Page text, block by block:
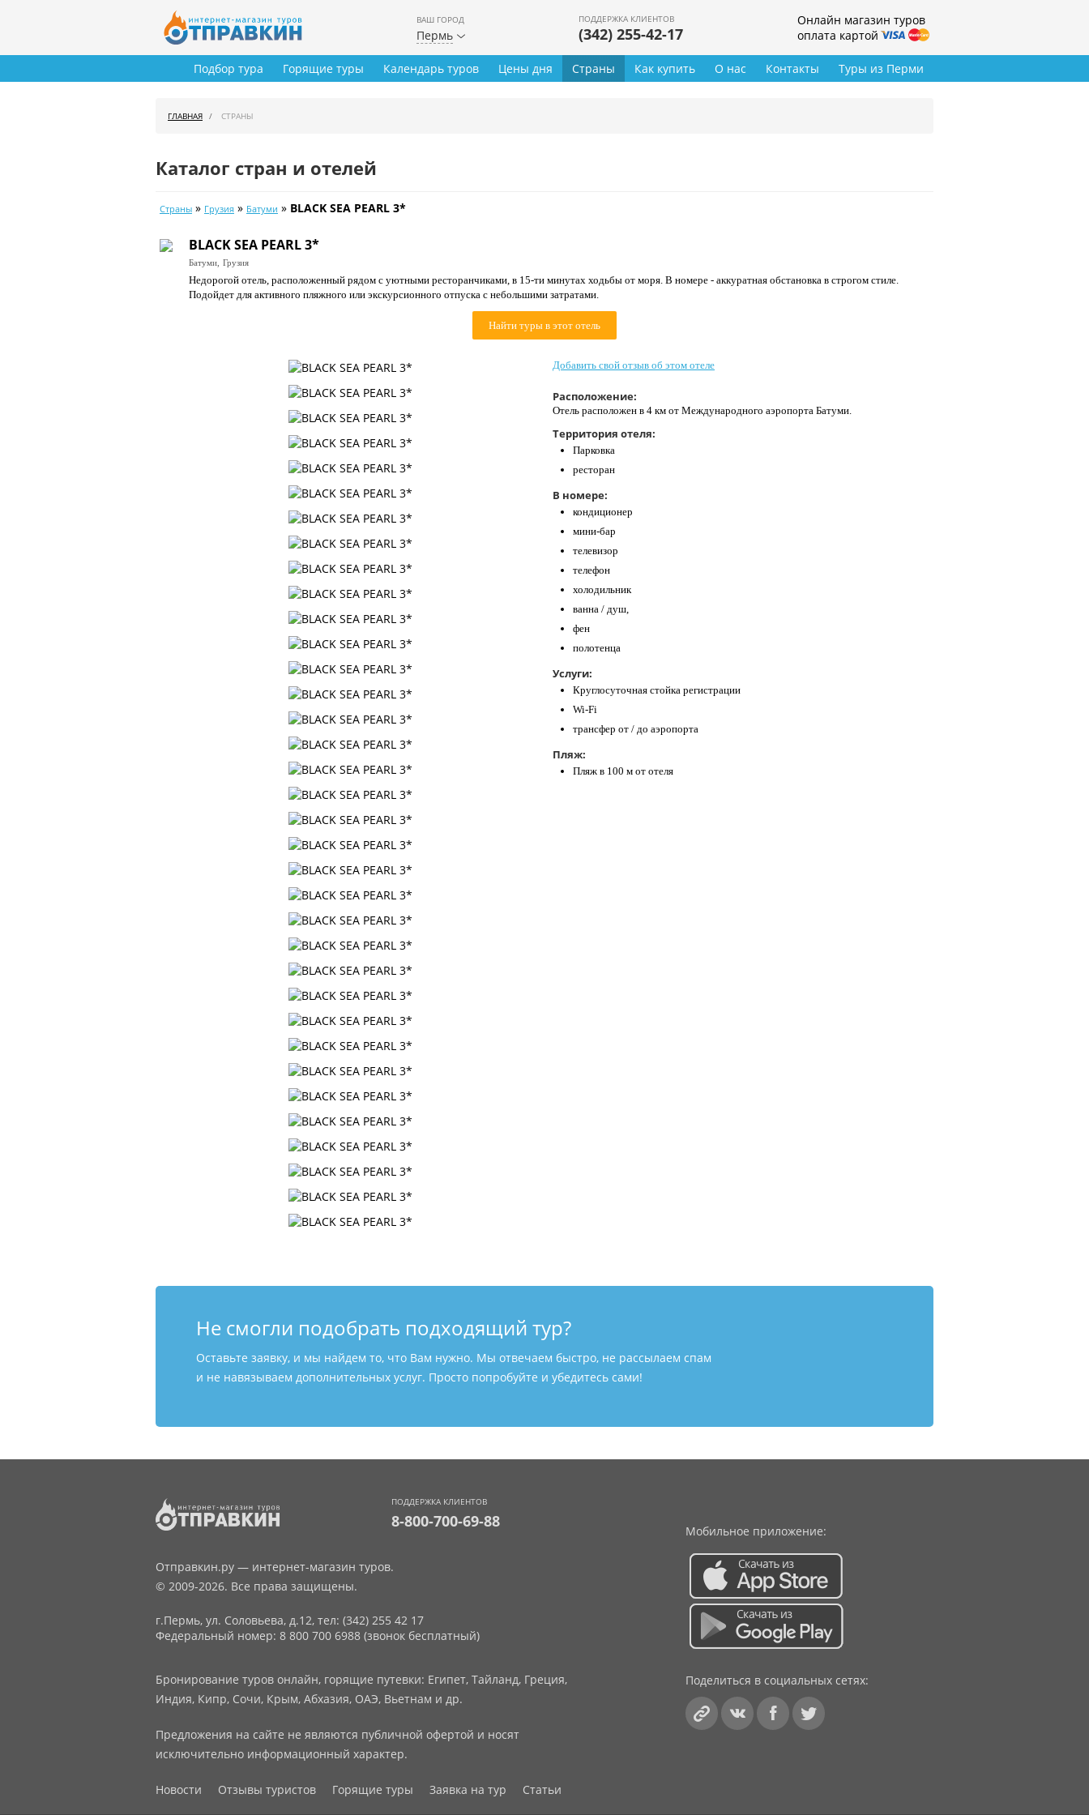
ВАШ ГОРОД
Пермь
ПОДДЕРЖКА КЛИЕНТОВ
(342) 255-42-17
Онлайн магазин туров
оплата картой
Туры из Перми
Подбор тура Горящие туры Календарь туров Цены дня Страны Как купить О нас Контакты
ГЛАВНАЯ СТРАНЫ
Каталог стран и отелей
Страны » Грузия » Батуми » BLACK SEA PEARL 3*
BLACK SEA PEARL 3*
Батуми, Грузия
Недорогой отель, расположенный рядом с уютными ресторанчиками, в 15-ти минутах ходьбы от моря. В номере - аккуратная обстановка в строгом стиле.
Подойдет для активного пляжного или экскурсионного отпуска с небольшими затратами.
Найти туры в этот отель
Добавить свой отзыв об этом отеле
Расположение:
Отель расположен в 4 км от Международного аэропорта Батуми.
Территория отеля:
Парковка
ресторан
В номере:
кондиционер
мини-бар
телевизор
телефон
холодильник
ванна / душ,
фен
полотенца
Услуги:
Круглосуточная стойка регистрации
Wi-Fi
трансфер от / до аэропорта
Пляж:
Пляж в 100 м от отеля
Не смогли подобрать подходящий тур?
Оставьте заявку, и мы найдем то, что Вам нужно. Мы отвечаем быстро, не рассылаем спам
и не навязываем дополнительных услуг. Просто попробуйте и убедитесь сами!
ПОДДЕРЖКА КЛИЕНТОВ
8-800-700-69-88
Отправкин.ру — интернет-магазин туров.
© 2009-2026. Все права защищены.
г.Пермь, ул. Соловьева, д.12, тел: (342) 255 42 17
Федеральный номер: 8 800 700 6988 (звонок бесплатный)
Бронирование туров онлайн, горящие путевки: Египет, Тайланд, Греция,
Индия, Кипр, Сочи, Крым, Абхазия, ОАЭ, Вьетнам и др.
Предложения на сайте не являются публичной офертой и носят
исключительно информационный характер.
Новости Отзывы туристов Горящие туры Заявка на тур Статьи
Мобильное приложение:
Поделиться в социальных сетях: